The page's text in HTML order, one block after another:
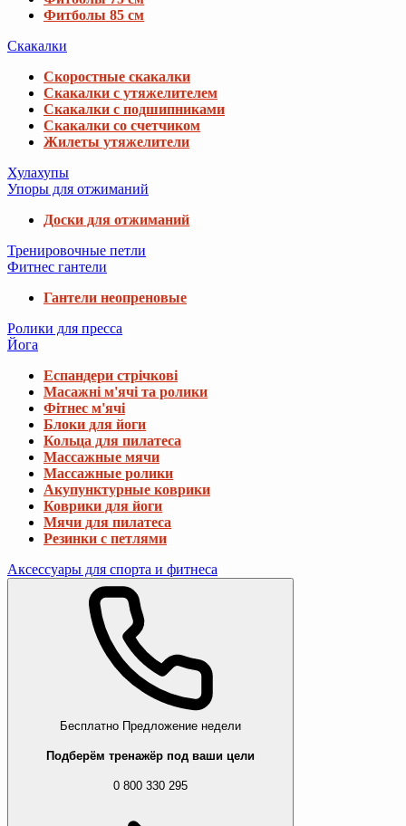
Фитболы 85 см
Скакалки
Скоростные скакалки
Скакалки с утяжелителем
Скакалки с подшипниками
Скакалки со счетчиком
Жилеты утяжелители
Хулахупы
Упоры для отжиманий
Доски для отжиманий
Тренировочные петли
Фитнес гантели
Гантели неопреновые
Ролики для пресса
Йога
Еспандери стрічкові
Масажні м'ячі та ролики
Фітнес м'ячі
Блоки для йоги
Кольца для пилатеса
Массажные мячи
Массажные ролики
Акупунктурные коврики
Коврики для йоги
Мячи для пилатеса
Резинки с петлями
Аксессуары для спорта и фитнеса
Бесплатно Предложение недели
Подберём тренажёр под ваши цели
0 800 330 295